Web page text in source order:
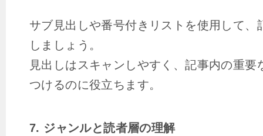
サブ見出しや番号付きリストを使用して、
しましょう。
見出しはスキャンしやすく、記事内の重要
つけるのに役立ちます。
7. ジャンルと読者層の理解